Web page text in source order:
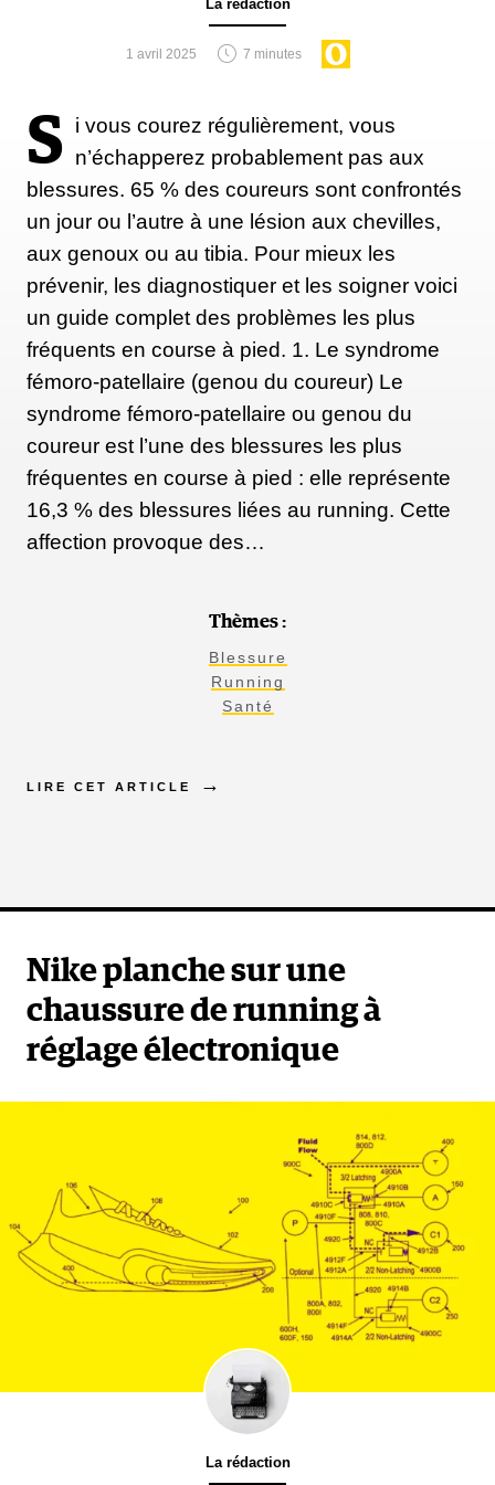
Début de l’épreuve femme (50 km soit un peu plus
(BZ Team)
La rédaction
1 avril 2025 7 minutes
S i vous courez régulièrement, vous
n’échapperez probablement pas aux
blessures. 65 % des coureurs sont confrontés
un jour ou l’autre à une lésion aux chevilles,
aux genoux ou au tibia. Pour mieux les
prévenir, les diagnostiquer et les soigner voici
un guide complet des problèmes les plus
fréquents en course à pied. 1. Le syndrome
fémoro-patellaire (genou du coureur) Le
syndrome fémoro-patellaire ou genou du
coureur est l’une des blessures les plus
fréquentes en course à pied : elle représente
16,3 % des blessures liées au running. Cette
affection provoque des…
Thèmes :
Blessure
Running
Santé
LIRE CET ARTICLE
Nike planche sur une
chaussure de running à
réglage électronique
La rédaction